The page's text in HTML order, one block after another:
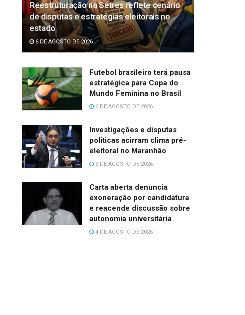
Reestruturação na Setres reflete cenário
de disputas e estratégias eleitorais no
estado
6 DE AGOSTO DE 2026
Futebol brasileiro terá pausa
estratégica para Copa do
Mundo Feminina no Brasil
6 DE AGOSTO DE 2026
Investigações e disputas
políticas acirram clima pré-
eleitoral no Maranhão
5 DE AGOSTO DE 2026
Carta aberta denuncia
exoneração por candidatura
e reacende discussão sobre
autonomia universitária
4 DE AGOSTO DE 2026